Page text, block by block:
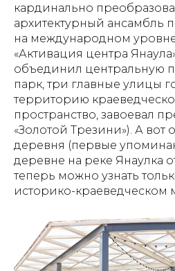
кардинально
архитектурный ансамбль
на международном
«Активация центра
объединил центральную
парк, три главные улицы
территорию
пространство, завоевал
«Золотой Трезини»). А вот
деревня (первые
деревне на реке Янаулка
теперь можно узнать
историко-краеведческом